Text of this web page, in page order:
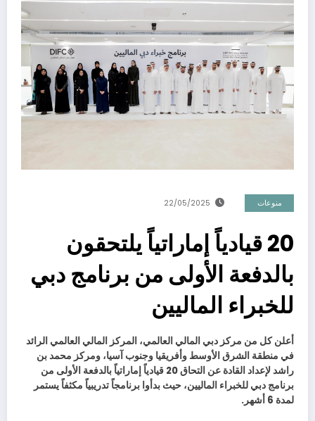
منوعات 22/05/2025
20 قيادياً إماراتياً يلتحقون
بالدفعة الأولى من برنامج دبي
للخبراء الماليين
أعلن كل من مركز دبي المالي العالمي، المركز المالي العالمي الرائد
في منطقة الشرق الأوسط وأفريقيا وجنوب آسيا، ومركز محمد بن
راشد لإعداد القادة عن التحاق 20 قيادياً إماراتياً بالدفعة الأولى من
برنامج دبي للخبراء الماليين، حيث بدأوا برنامجاً تدريبياً مكثفاً يستمر
لمدة 6 أشهر.